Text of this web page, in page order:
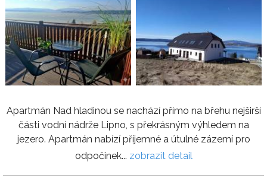
Apartmán Nad hladinou se nachází přímo na břehu nejširší
části vodní nádrže Lipno, s překrásným výhledem na
jezero. Apartmán nabízí příjemné a útulné zázemí pro
odpočinek... zobrazit detail